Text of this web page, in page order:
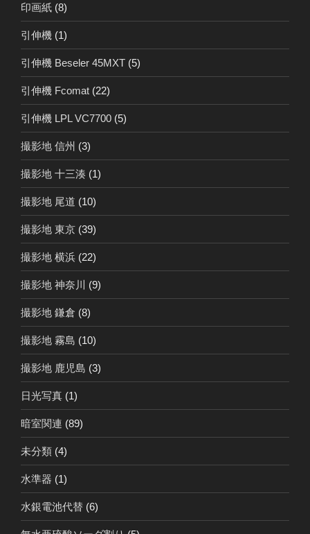
印画紙 (8)
引伸機 (1)
引伸機 Beseler 45MXT (5)
引伸機 Fcomat (22)
引伸機 LPL VC7700 (5)
撮影地 信州 (3)
撮影地 十三湊 (1)
撮影地 尾道 (10)
撮影地 東京 (39)
撮影地 横浜 (22)
撮影地 神奈川 (9)
撮影地 鎌倉 (8)
撮影地 霧島 (10)
撮影地 鹿児島 (3)
日光写真 (1)
暗室関連 (89)
未分類 (4)
水準器 (1)
水銀電池代替 (6)